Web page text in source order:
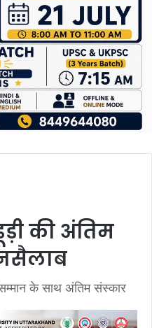
की अंतिम
के साथ अंतिम संस्कार